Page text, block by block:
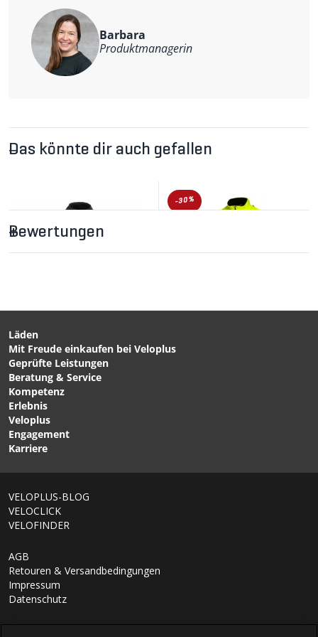
Weitere Informationen
Hauptmaterial: 100% Polyamid.
Barbara
Produktmanagerin
Das könnte dir auch gefallen
CHF 99.90
CHRONO EXPERT Herren-
Windweste black von GIRO
-30%
CHF 139.00
Bewertungen
Läden
Mit Freude einkaufen bei Veloplus
Geprüfte Leistungen
Beratung & Service
Kompetenz
Erlebnis
Veloplus
Engagement
Karriere
VELOPLUS-BLOG
VELOCLICK
VELOFINDER
AGB
Retouren & Versandbedingungen
Impressum
Datenschutz